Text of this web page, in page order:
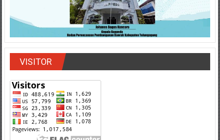
VISITOR